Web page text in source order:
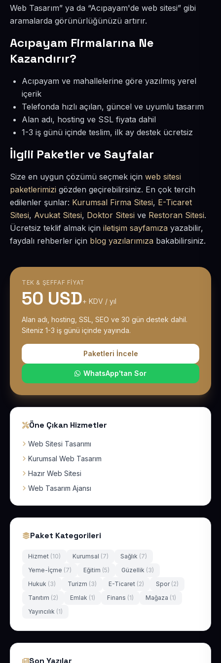
Web Tasarım” ya da “Acıpayam'de web sitesi” gibi
aramalarda görünürlüğünüzü artırır.
Acıpayam Firmalarına Ne
Kazandırır?
Acıpayam ve mahallelerine göre yazılmış yerel
içerik
Telefonda hızlı açılan, güncel ve uyumlu tasarım
Alan adı, hosting ve SSL fiyata dahil
1-3 iş günü içinde teslim, ilk ay destek ücretsiz
İlgili Paketler ve Sayfalar
Size en uygun çözümü seçmek için web sitesi
paketlerimizi gözden geçirebilirsiniz. En çok tercih
edilenler şunlar: Kurumsal Firma Sitesi, E-Ticaret
Sitesi, Avukat Sitesi, Doktor Sitesi ve Restoran Sitesi.
Ücretsiz teklif almak için iletişim sayfamıza yazabilir,
faydalı rehberler için blog yazılarımıza bakabilirsiniz.
TEK & ŞEFFAF FIYAT
50 USD+ KDV / yıl
Alan adı, hosting, SSL, SEO ve 30 gün destek dahil.
Siteniz 1-3 iş günü içinde yayında.
Paketleri İncele
WhatsApp'tan Sor
Öne Çıkan Hizmetler
Web Sitesi Tasarımı
Kurumsal Web Tasarım
Hazır Web Sitesi
Web Tasarım Ajansı
Paket Kategorileri
Hizmet (10) Kurumsal (7) Sağlık (7)
Yeme-İçme (7) Eğitim (5) Güzellik (3)
Hukuk (3) Turizm (3) E-Ticaret (2) Spor (2)
Tanıtım (2) Emlak (1) Finans (1) Mağaza (1)
Yayıncılık (1)
Son Yazılar